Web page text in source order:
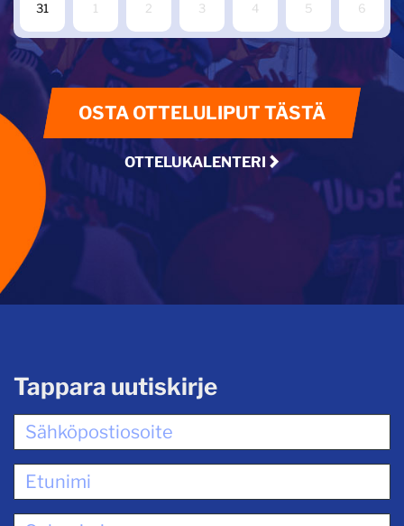
31 1 2 3 4 5 6
OSTA OTTELULIPUT TÄSTÄ
OTTELUKALENTERI
Tappara uutiskirje